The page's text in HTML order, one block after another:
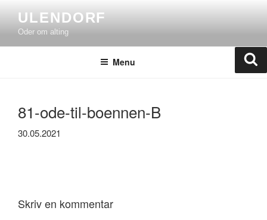
content
ULENDORF
Oder om alting
Menu
81-ode-til-boennen-B
30.05.2021
Skriv en kommentar